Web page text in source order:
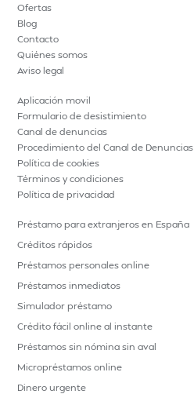
Ofertas
Blog
Contacto
Quiénes somos
Aviso legal
Aplicación movil
Formulario de desistimiento
Canal de denuncias
Procedimiento del Canal de Denuncias
Política de cookies
Términos y condiciones
Política de privacidad
Préstamo para extranjeros en España
Créditos rápidos
Préstamos personales online
Préstamos inmediatos
Simulador préstamo
Crédito fácil online al instante
Préstamos sin nómina sin aval
Micropréstamos online
Dinero urgente